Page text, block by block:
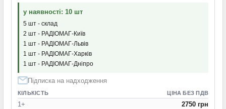
у наявності: 10 шт
5 шт - склад
2 шт - РАДІОМАГ-Київ
1 шт - РАДІОМАГ-Львів
1 шт - РАДІОМАГ-Харків
1 шт - РАДІОМАГ-Дніпро
Підписка на надходження
КІЛЬКІСТЬ ЦІНА БЕЗ ПДВ
1+ 2750 грн